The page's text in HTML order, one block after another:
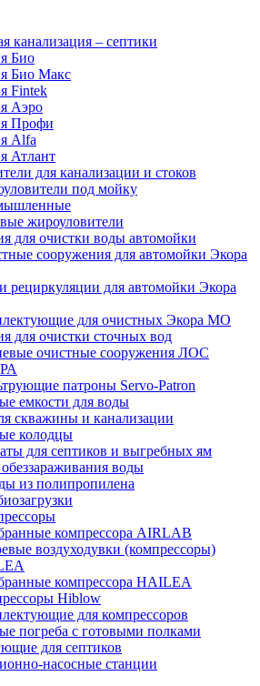
канализация – септики
Био
Био Макс
Fintek
Аэро
Профи
Alfa
Атлант
для канализации и стоков
под мойку
жироуловители
для очистки воды автомойки
сооружения для автомойки Экора
рециркуляции для автомойки Экора
для очистных Экора МО
для очистки сточных вод
очистные сооружения ЛОС
патроны Servo-Patron
емкости для воды
скважины и канализации
колодцы
для септиков и выгребных ям
воды
из полипропилена
компрессора AIRLAB
воздуходувки (компрессоры)
компрессора HAILEA
Hiblow
для компрессоров
погреба с готовыми полками
для септиков
насосные станции